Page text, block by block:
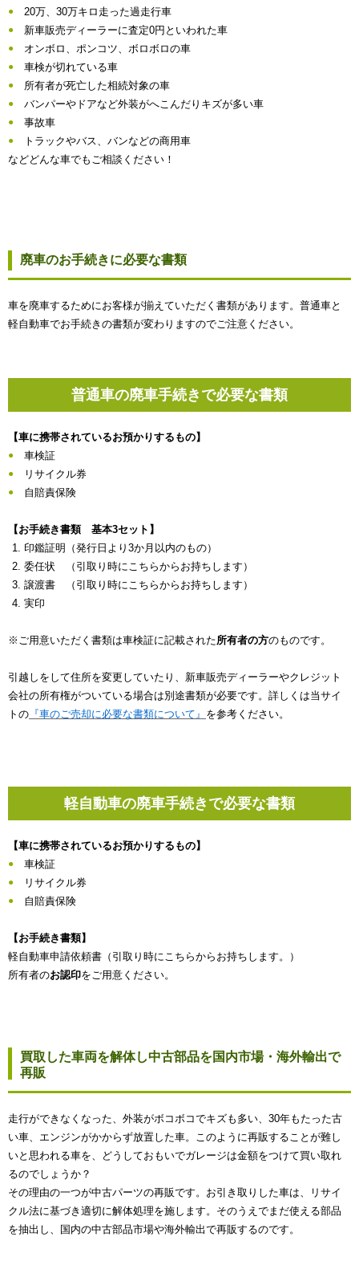
20万、30万キロ走った過走行車
新車販売ディーラーに査定0円といわれた車
オンボロ、ポンコツ、ボロボロの車
車検が切れている車
所有者が死亡した相続対象の車
バンパーやドアなど外装がへこんだりキズが多い車
事故車
トラックやバス、バンなどの商用車
などどんな車でもご相談ください！
廃車のお手続きに必要な書類
車を廃車するためにお客様が揃えていただく書類があります。普通車と
軽自動車でお手続きの書類が変わりますのでご注意ください。
普通車の廃車手続きで必要な書類
【車に携帯されているお預かりするもの】
車検証
リサイクル券
自賠責保険
【お手続き書類 基本3セット】
印鑑証明（発行日より3か月以内のもの）
委任状 （引取り時にこちらからお持ちします）
譲渡書 （引取り時にこちらからお持ちします）
実印
※ご用意いただく書類は車検証に記載された所有者の方のものです。
引越しをして住所を変更していたり、新車販売ディーラーやクレジット
会社の所有権がついている場合は別途書類が必要です。詳しくは当サイ
トの 『車のご売却に必要な書類について』 を参考ください。
軽自動車の廃車手続きで必要な書類
【車に携帯されているお預かりするもの】
車検証
リサイクル券
自賠責保険
【お手続き書類】
軽自動車申請依頼書（引取り時にこちらからお持ちします。）
所有者のお認印をご用意ください。
買取した車両を解体し中古部品を国内市場・海外輸出で
再販
走行ができなくなった、外装がボコボコでキズも多い、30年もたった古
い車、エンジンがかからず放置した車。このように再販することが難し
いと思われる車を、どうしておもいでガレージは金額をつけて買い取れ
るのでしょうか？
その理由の一つが中古パーツの再販です。お引き取りした車は、リサイ
クル法に基づき適切に解体処理を施します。そのうえでまだ使える部品
を抽出し、国内の中古部品市場や海外輸出で再販するのです。